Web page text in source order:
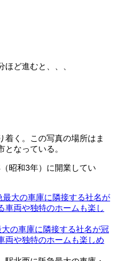
ど進むと、、、
着く。この写真の場所はま
なっている。
昭和3年）に開業してい
の車庫に隣接する社名が冠
両や独特のホームも楽しめ